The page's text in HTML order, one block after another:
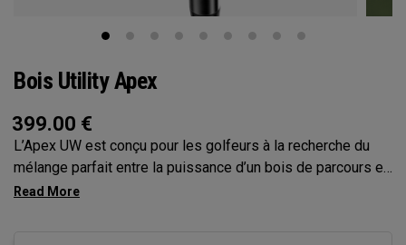
Bois Utility Apex
399.00 €
L’Apex UW est conçu pour les golfeurs à la recherche du
mélange parfait entre la puissance d’un bois de parcours et
la polyvalence d’un fer hybride. Conçu pour offrir les